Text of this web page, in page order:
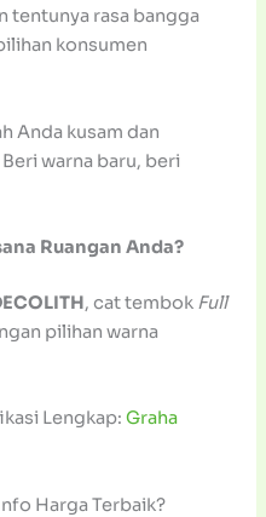
tentunya rasa bangga
konsumen
Anda kusam dan
warna baru, beri
Ruangan Anda?
, cat tembok Full
pilihan warna
Lengkap:Graha
Harga Terbaik?